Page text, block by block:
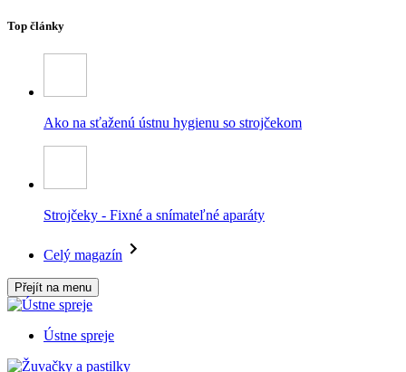
Top články
Ako na sťaženú ústnu hygienu so strojčekom
Strojčeky - Fixné a snímateľné aparáty
Celý magazín
Přejít na menu
Ústne spreje